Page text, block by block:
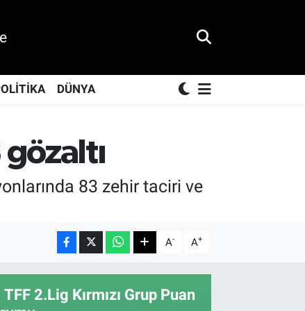
DÜNYA
83 zehir taciri ve
A- A+
TFF 2.Lig Kırmızı Grup Puan